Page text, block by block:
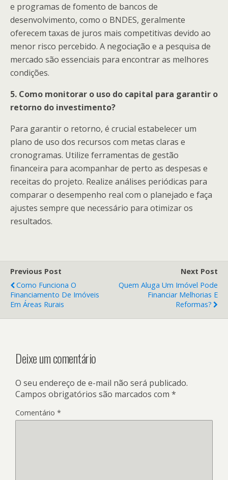
e programas de fomento de bancos de
desenvolvimento, como o BNDES, geralmente
oferecem taxas de juros mais competitivas devido ao
menor risco percebido. A negociação e a pesquisa de
mercado são essenciais para encontrar as melhores
condições.
5. Como monitorar o uso do capital para garantir o
retorno do investimento?
Para garantir o retorno, é crucial estabelecer um
plano de uso dos recursos com metas claras e
cronogramas. Utilize ferramentas de gestão
financeira para acompanhar de perto as despesas e
receitas do projeto. Realize análises periódicas para
comparar o desempenho real com o planejado e faça
ajustes sempre que necessário para otimizar os
resultados.
Previous Post
Como Funciona O
Financiamento De Imóveis
Em Áreas Rurais
Next Post
Quem Aluga Um Imóvel Pode
Financiar Melhorias E
Reformas?
Deixe um comentário
O seu endereço de e-mail não será publicado.
Campos obrigatórios são marcados com *
Comentário *